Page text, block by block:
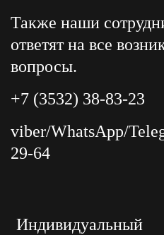
Также наши
ответят на все
вопросы.
+7 (3532) 38-83-23
viber/WhatsApp/
29-64
Индивидуальный